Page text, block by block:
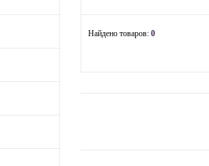
Найдено товаров: 0